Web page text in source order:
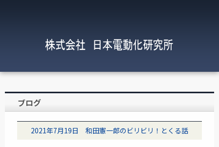
ブログ
2021年7月19日 和田憲一郎のビリビリ！とくる話